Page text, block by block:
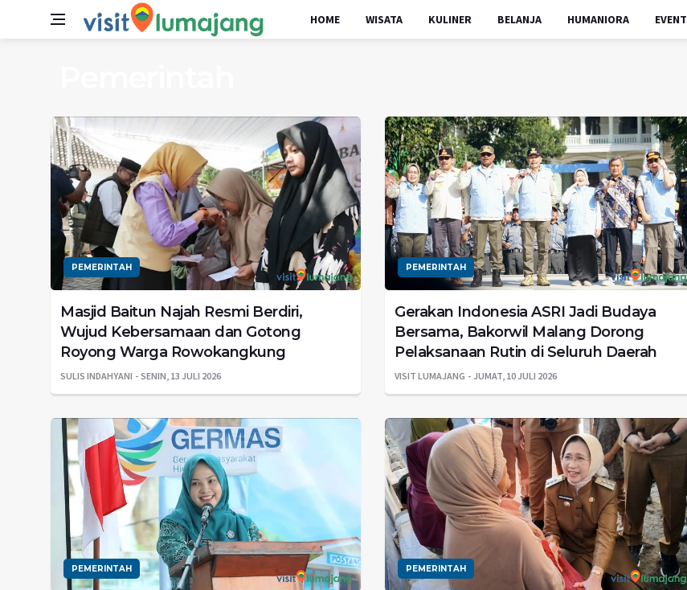
HOME WISATA KULINER BELANJA HUMANIORA EVENT
PEMERINTAH
Masjid Baitun Najah Resmi Berdiri,
Wujud Kebersamaan dan Gotong
Royong Warga Rowokangkung
SULIS INDAHYANI SENIN, 13 JULI 2026
PEMERINTAH
Gerakan Indonesia ASRI Jadi Budaya
Bersama, Bakorwil Malang Dorong
Pelaksanaan Rutin di Seluruh Daerah
VISIT LUMAJANG JUMAT, 10 JULI 2026
PEMERINTAH PEMERINTAH